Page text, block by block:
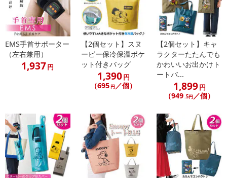
光源を直視しないでください。とても強力な光のため目を激しく
傷める可能性があります。大変危険です。
デザインは予告なく変更する場合がございます。
商品は、モニターによって色合いが異なって見える場合がありま
す。
商品到着時点でのお日持ち期間は、配送日数などにより異なります
のでご了承ください。
【キャンセルについて】
※お申込み後のキャンセルはお受けできません。
記載されている内容を必ずご確認いただき、お届けする商品セット
EMS手首サポーター
（左右兼用）
1,937円
【2個セット】スヌ
ーピー保冷保温ポケ
ット付きバッグ
1,390円
（695 円／個）
【2個セット】キャ
ラクターたたんでも
かわいいお出かけト
ートバ...
1,899円
（949.5円／個）